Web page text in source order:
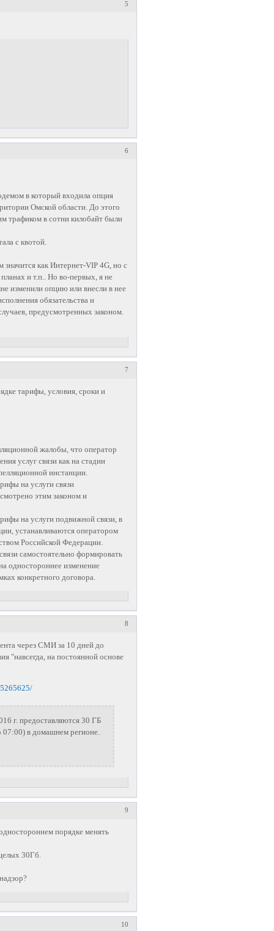
5
6
в который входила опция
Омской области. До этого
трафиком в сотни килобайт были
с квотой.
как Интернет-VIP 4G, но с
и т.п.. Но во-первых, я не
изменили опцию или внесли в нее
обязательства и
предусмотренных законом.
7
тарифы, условия, сроки и
жалобы, что оператор
услуг связи как на стадии
инстанции.
на услуги связи
этим законом и
на услуги подвижной связи, в
устанавливаются оператором
Российской Федерации.
самостоятельно формировать
одностороннее изменение
конкретного договора.
8
через СМИ за 10 дней до
"навсегда, на постоянной основе
г. предоставляются 30 ГБ
07:00) в домашнем регионе.
9
порядке менять
30Гб.
10